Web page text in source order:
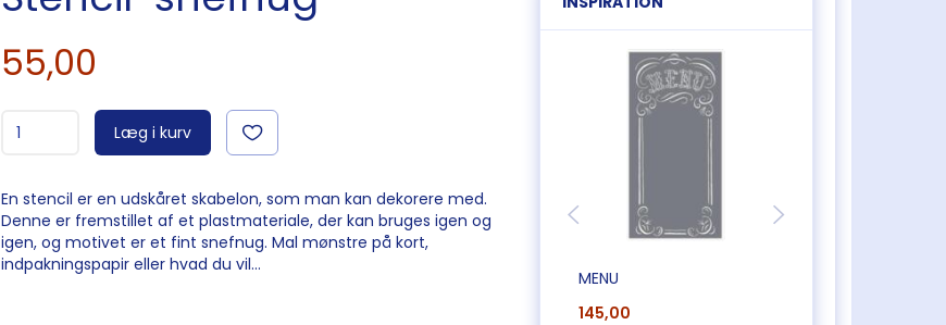
55,00
Læg i kurv
En stencil er en udskåret skabelon, som man kan dekorere med.
Denne er fremstillet af et plastmateriale, der kan bruges igen og
igen, og motivet er et fint snefnug. Mal mønstre på kort,
indpakningspapir eller hvad du vil...
MENU
145,00